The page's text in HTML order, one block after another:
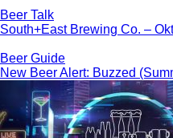
Beer Talk
South+East Brewing Co. –
Beer Guide
New Beer Alert: Buzzed